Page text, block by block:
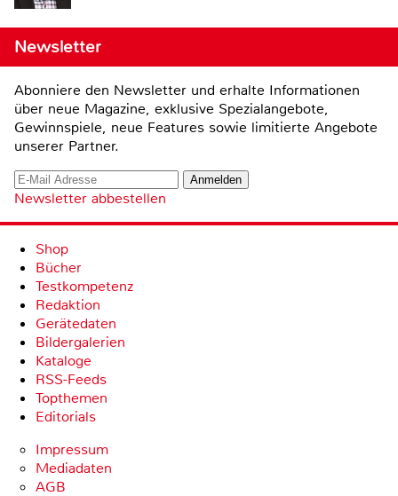
Newsletter
Abonniere den Newsletter und erhalte Informationen
über neue Magazine, exklusive Spezialangebote,
Gewinnspiele, neue Features sowie limitierte Angebote
unserer Partner.
Newsletter abbestellen
Shop
Bücher
Testkompetenz
Redaktion
Gerätedaten
Bildergalerien
Kataloge
RSS-Feeds
Topthemen
Editorials
Impressum
Mediadaten
AGB